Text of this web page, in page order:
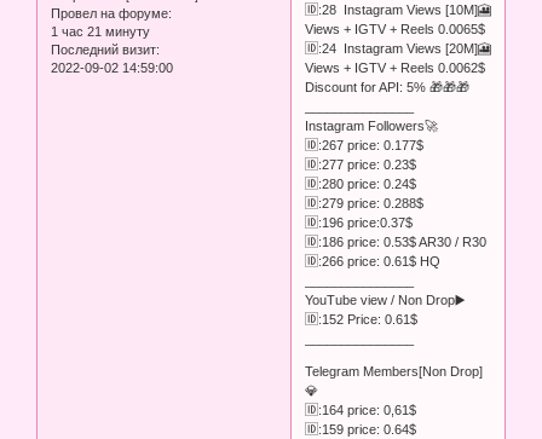
Провел на форуме:
1 час 21 минуту
Последний визит:
2022-09-02 14:59:00
🆔:28 Instagram Views [10M]🎦
Views + IGTV + Reels 0.0065$
🆔:24 Instagram Views [20M]🎦
Views + IGTV + Reels 0.0062$
Discount for API: 5% 🎁🎁🎁
Instagram Followers🚀
🆔:267 price: 0.177$
🆔:277 price: 0.23$
🆔:280 price: 0.24$
🆔:279 price: 0.288$
🆔:196 price:0.37$
🆔:186 price: 0.53$ AR30 / R30
🆔:266 price: 0.61$ HQ
YouTube view / Non Drop▶️
🆔:152 Price: 0.61$
Telegram Members[Non Drop]
💎
🆔:164 price: 0,61$
🆔:159 price: 0.64$